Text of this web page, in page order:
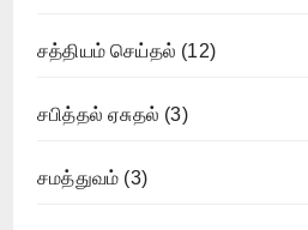
சத்தியம் செய்தல் (12)
சபித்தல் ஏசுதல் (3)
சமத்துவம் (3)